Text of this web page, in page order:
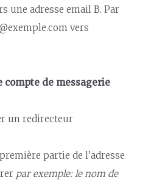
une adresse email B. Par
vers
compte de messagerie
un redirecteur
partie de l’adresse
par exemple: le nom de